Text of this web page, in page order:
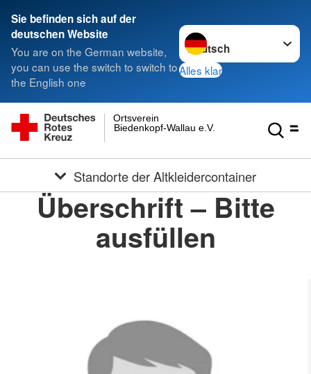
Sie befinden sich auf der
deutschen Website
You are on the German website,
you can use the switch to switch to
the English one
Sprache wechseln zu
Alles klar
Biedenkopf-Wallau e.V.
Ortsverein
Standorte der Altkleidercontainer
Überschrift – Bitte
ausfüllen